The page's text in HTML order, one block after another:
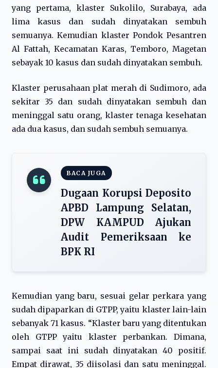
yang pertama, klaster Sukolilo, Surabaya, ada
lima kasus dan sudah dinyatakan sembuh
semuanya. Kemudian klaster Pondok Pesantren
Al Fattah, Kecamatan Karas, Temboro, Magetan
sebayak 10 kasus dan sudah dinyatakan sembuh.
Klaster perusahaan plat merah di Sudimoro, ada
sekitar 35 dan sudah dinyatakan sembuh dan
meninggal satu orang, klaster tenaga kesehatan
ada dua kasus, dan sudah sembuh semuanya.
BACA JUGA
Dugaan Korupsi Deposito
APBD Lampung Selatan,
DPW KAMPUD Ajukan
Audit Pemeriksaan ke
BPK RI
Kemudian yang baru, sesuai gelar perkara yang
sudah dipaparkan di GTPP, yaitu klaster lain-lain
sebanyak 71 kasus. “Klaster baru yang ditentukan
oleh GTPP yaitu klaster perbankan. Dimana,
sampai saat ini sudah dinyatakan 40 positif.
Empat dirawat, 35 diisolasi dan satu meninggal.